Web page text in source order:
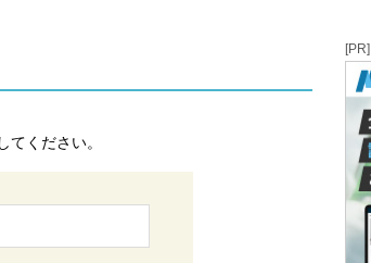
ください。
[PR]